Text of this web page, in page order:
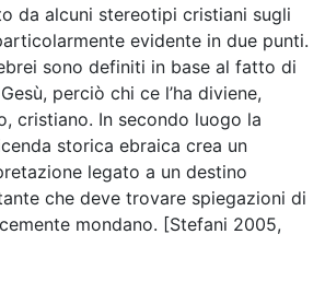
da alcuni stereotipi cristiani sugli
evidente in due punti.
sono definiti in base al fatto di
perciò chi ce l’ha diviene,
cristiano. In secondo luogo la
storica ebraica crea un
legato a un destino
che deve trovare spiegazioni di
mondano. [Stefani 2005,